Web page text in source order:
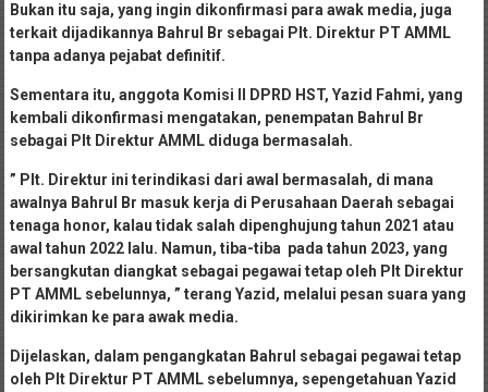
Bukan itu saja, yang ingin dikonfirmasi para awak media, juga
terkait dijadikannya Bahrul Br sebagai Plt. Direktur PT AMML
tanpa adanya pejabat definitif.
Sementara itu, anggota Komisi II DPRD HST, Yazid Fahmi, yang
kembali dikonfirmasi mengatakan, penempatan Bahrul Br
sebagai Plt Direktur AMML diduga bermasalah.
” Plt. Direktur ini terindikasi dari awal bermasalah, di mana
awalnya Bahrul Br masuk kerja di Perusahaan Daerah sebagai
tenaga honor, kalau tidak salah dipenghujung tahun 2021 atau
awal tahun 2022 lalu. Namun, tiba-tiba pada tahun 2023, yang
bersangkutan diangkat sebagai pegawai tetap oleh Plt Direktur
PT AMML sebelunnya, ” terang Yazid, melalui pesan suara yang
dikirimkan ke para awak media.
Dijelaskan, dalam pengangkatan Bahrul sebagai pegawai tetap
oleh Plt Direktur PT AMML sebelumnya, sepengetahuan Yazid